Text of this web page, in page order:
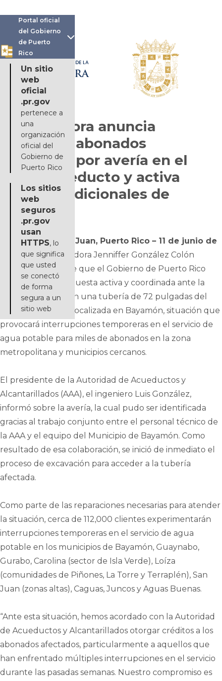
Portal oficial
del Gobierno
de Puerto
Rico

Un sitio
web
oficial
.pr.gov
pertenece a
una
organización
oficial del
Gobierno de
Puerto Rico
Los sitios
web
seguros
.pr.gov
usan
HTTPS, lo
que significa
que usted
se conectó
de forma
segura a un
sitio web
OFICINA DE LA
GOBERNADORA
Gobernadora anuncia
créditos a abonados
afectados por avería en el
Superacueducto y activa
medidas adicionales de
respuesta
La Fortaleza, San Juan, Puerto Rico – 11 de junio de
– La gobernadora Jenniffer González Colón
informó esta noche que el Gobierno de Puerto Rico
mantiene una respuesta activa y coordinada ante la
avería reportada en una tubería de 72 pulgadas del
Superacueducto, localizada en Bayamón, situación que
provocará interrupciones temporeras en el servicio de
agua potable para miles de abonados en la zona
metropolitana y municipios cercanos.
El presidente de la Autoridad de Acueductos y
Alcantarillados (AAA), el ingeniero Luis González,
informó sobre la avería, la cual pudo ser identificada
gracias al trabajo conjunto entre el personal técnico de
la AAA y el equipo del Municipio de Bayamón. Como
resultado de esa colaboración, se inició de inmediato el
proceso de excavación para acceder a la tubería
afectada.
Como parte de las reparaciones necesarias para atender
la situación, cerca de 112,000 clientes experimentarán
interrupciones temporeras en el servicio de agua
potable en los municipios de Bayamón, Guaynabo,
Gurabo, Carolina (sector de Isla Verde), Loíza
(comunidades de Piñones, La Torre y Terraplén), San
Juan (zonas altas), Caguas, Juncos y Aguas Buenas.
“Ante esta situación, hemos acordado con la Autoridad
de Acueductos y Alcantarillados otorgar créditos a los
abonados afectados, particularmente a aquellos que
han enfrentado múltiples interrupciones en el servicio
durante las pasadas semanas. Nuestro compromiso es